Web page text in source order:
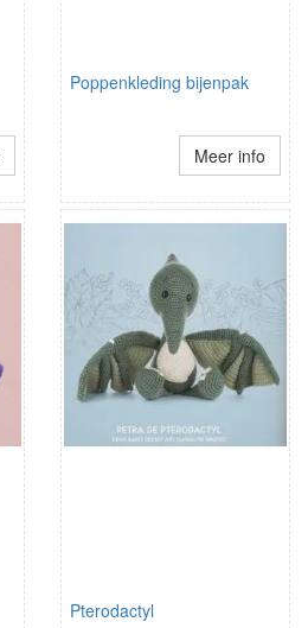
Poppenkleding bijenpak
Meer info
Pterodactyl